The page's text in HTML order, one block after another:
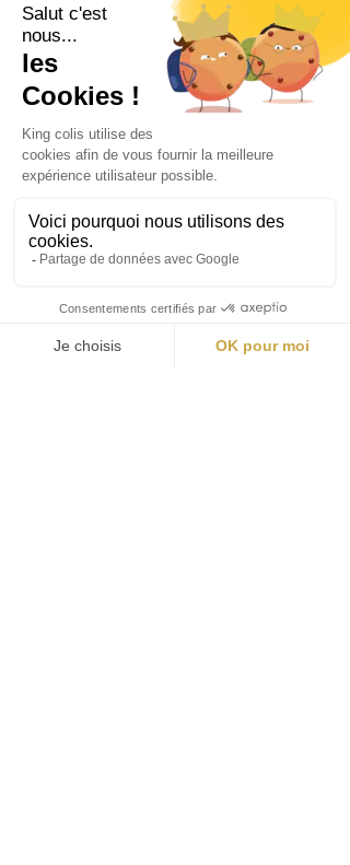
Sparen Sie Zeit,erleben
Sie den Moment in
vollen Zügen!
Vermeiden Sie die Warteschlange und
erhalten Sie schnell Zugang zu unserer
➤ 30-Minuten-Zeitblöcke
➤ Garantierter priorisierter Zugang